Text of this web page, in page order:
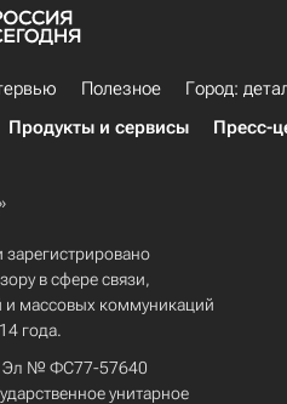
Полезное
Город:
Продукты и сервисы Пресс-
в сфере связи,
массовых коммуникаций
года.
Эл № ФС77-57640
унитарное